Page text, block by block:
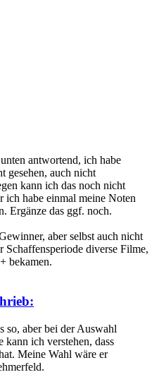
antwortend, ich habe
gesehen, auch nicht
kann ich das noch nicht
ich habe einmal meine Noten
Ergänze das ggf. noch.
aber selbst auch nicht
Schaffensperiode diverse Filme,
bekamen.
so, aber bei der Auswahl
kann ich verstehen, dass
Meine Wahl wäre er